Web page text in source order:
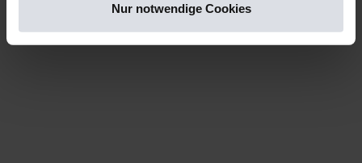
Nur notwendige Cookies